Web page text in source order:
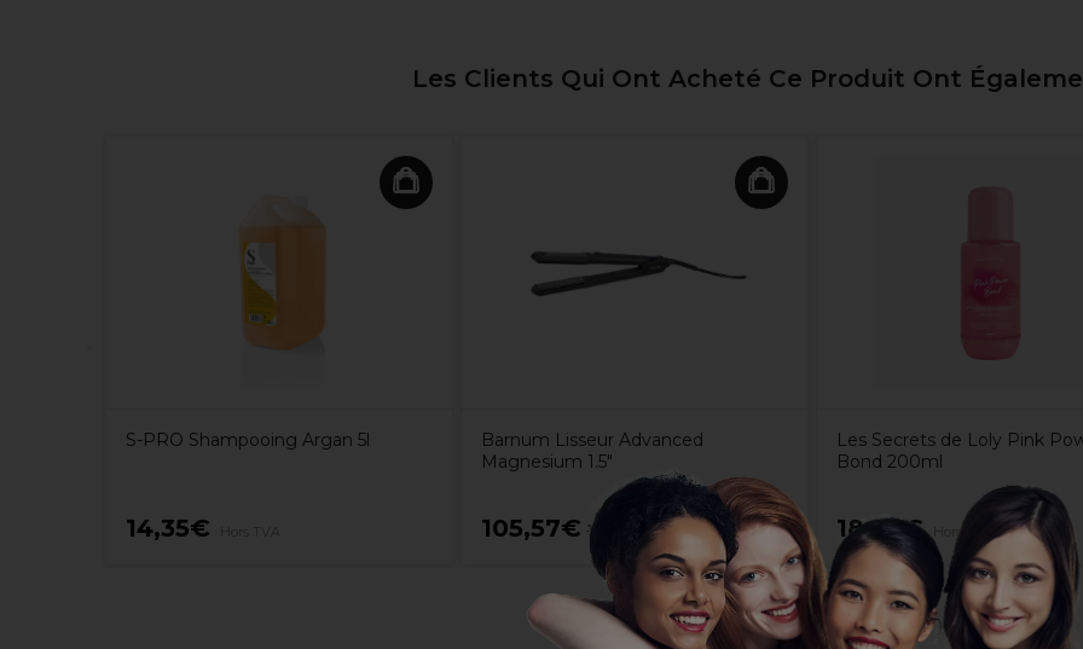
Les Clients Qui Ont Acheté Ce Produit Ont
S-PRO Shampooing Argan 5l
14,35€
Barnum Lisseur Advanced
Magnesium 1.5"
105,57€ 175,95€ Hors TVA
Les Secrets de Loly Pink
Bond 200ml
18,38€ Hors TVA